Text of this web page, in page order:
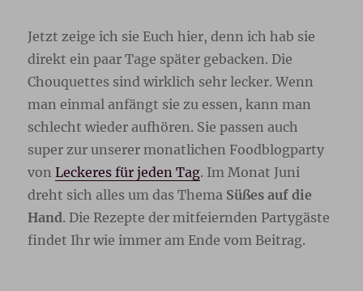
Jetzt zeige ich sie Euch hier, denn ich hab sie
direkt ein paar Tage später gebacken. Die
Chouquettes sind wirklich sehr lecker. Wenn
man einmal anfängt sie zu essen, kann man
schlecht wieder aufhören. Sie passen auch
super zur unserer monatlichen Foodblogparty
vonLeckeres für jeden Tag. Im Monat Juni
dreht sich alles um das Thema Süßes auf die
Hand. Die Rezepte der mitfeiernden Partygäste
findet Ihr wie immer am Ende vom Beitrag.